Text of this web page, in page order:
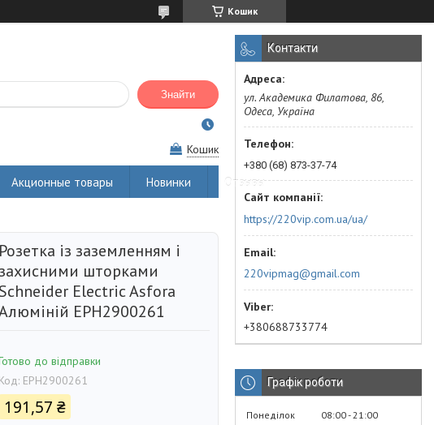
Кошик
Знайти
Кошик
Акционные товары Новинки Отзывы
Розетка із заземленням і
захисними шторками
Electric Asfora
EPH2900261
до відправки
Код: EPH2900261
191,57 ₴
Контакти
ул. Академика Филатова, 86,
Одеса, Україна
+380 (68) 873-37-74
https://220vip.com.ua/ua/
220vipmag@gmail.com
+380688733774
Графік роботи
Понеділок 08:00 21:00